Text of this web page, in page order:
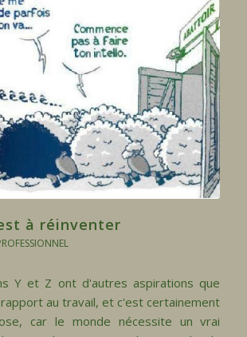
à réinventer
Y et Z ont d'autres aspirations que
au travail, et c'est certainement
car le monde nécessite un vrai